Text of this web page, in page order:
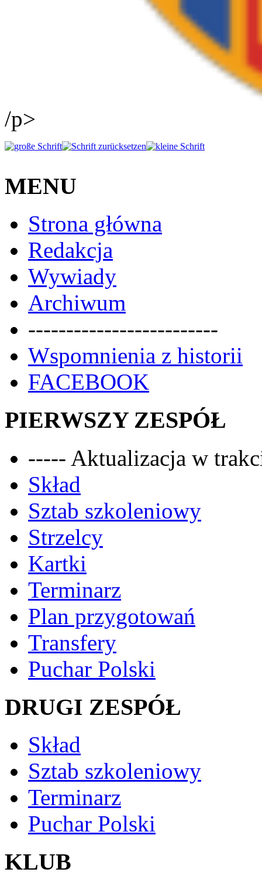
/p>
MENU
Strona główna
Redakcja
Wywiady
Archiwum
-------------------------
Wspomnienia z historii
FACEBOOK
PIERWSZY ZESPÓŁ
----- Aktualizacja w
Skład
Sztab szkoleniowy
Strzelcy
Kartki
Terminarz
Plan przygotowań
Transfery
Puchar Polski
DRUGI ZESPÓŁ
Skład
Sztab szkoleniowy
Terminarz
Puchar Polski
KLUB